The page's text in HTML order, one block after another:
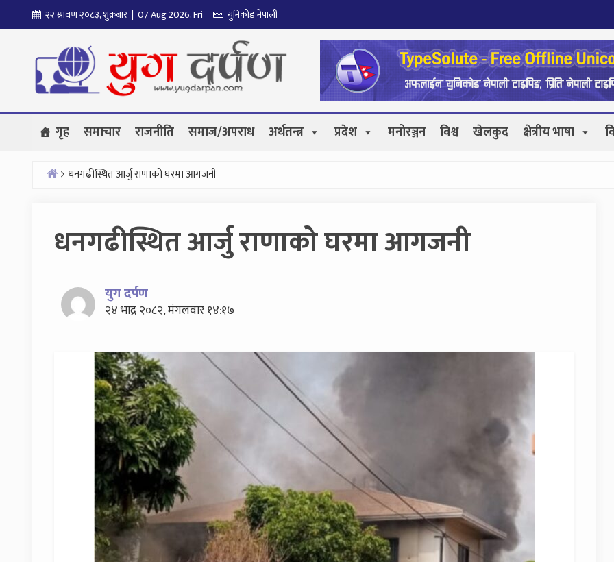
to
२२ श्रावण २०८३, शुक्रबार | 07 Aug 2026, Fri युनिकोड नेपाली
गृह समाचार राजनीति समाज/अपराध अर्थतन्त्र प्रदेश मनोरञ्जन विश्व खेलकुद क्षेत्रीय भाषा
धनगढीस्थित आर्जु राणाको घरमा आगजनी
धनगढीस्थित आर्जु राणाको घरमा आगजनी
युग दर्पण
२४ भाद्र २०८२, मंगलवार १४:१७